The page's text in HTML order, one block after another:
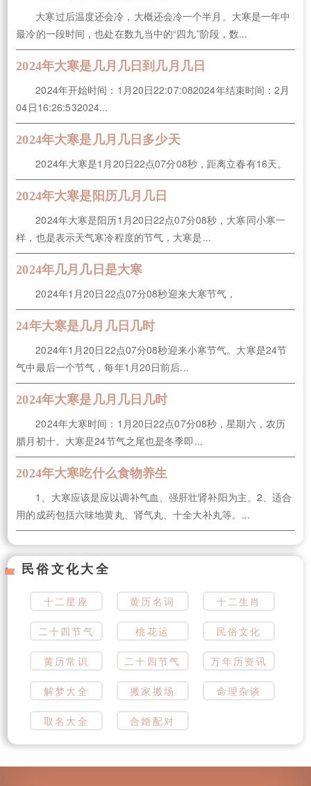
大寒过后温度还会冷，大概还会冷一个半月。大寒是一年中
最冷的一段时间，也处在数九当中的“四九”阶段，数...
2024年大寒是几月几日到几月几日
2024年开始时间：1月20日22:07:082024年结束时间：2月
04日16:26:532024...
2024年大寒是几月几日多少天
2024年大寒是1月20日22点07分08秒，距离立春有16天。
2024年大寒是阳历几月几日
2024年大寒是阳历1月20日22点07分08秒，大寒同小寒一
样，也是表示天气寒冷程度的节气，大寒是...
2024年几月几日是大寒
2024年1月20日22点07分08秒迎来大寒节气，
24年大寒是几月几日几时
2024年1月20日22点07分08秒迎来小寒节气。大寒是24节
气中最后一个节气，每年1月20日前后...
2024年大寒是几月几日几时
2024年大寒时间：1月20日22点07分08秒，星期六，农历
腊月初十。大寒是24节气之尾也是冬季即...
2024年大寒吃什么食物养生
1、大寒应该是应以调补气血、强肝壮肾补阳为主。2、适合
用的成药包括六味地黄丸、肾气丸、十全大补丸等。...
民俗文化大全
十二星座 黄历名词 十二生肖
二十四节气 桃花运 民俗文化
黄历常识 二十四节气 万年历资讯
解梦大全 搬家搬场 命理杂谈
取名大全 合婚配对